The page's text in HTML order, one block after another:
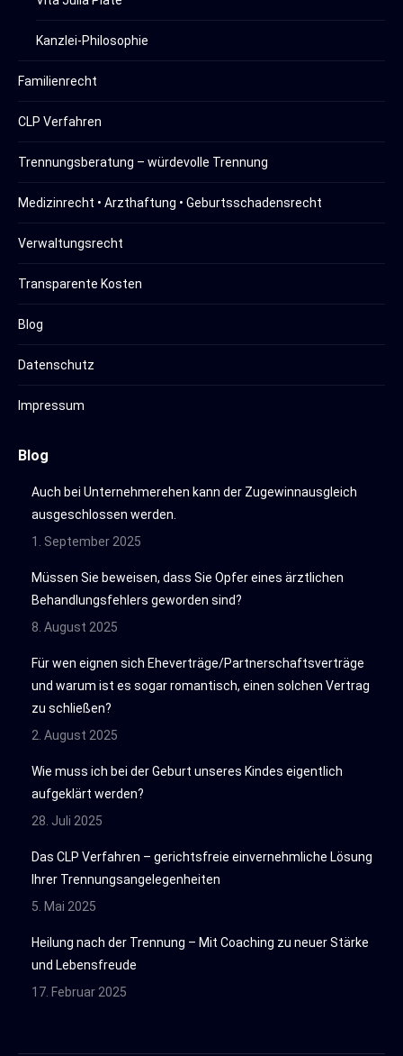
Kanzlei-Philosophie
Familienrecht
CLP Verfahren
Trennungsberatung – würdevolle Trennung
Medizinrecht • Arzthaftung • Geburtsschadensrecht
Verwaltungsrecht
Transparente Kosten
Blog
Datenschutz
Impressum
Blog
Auch bei Unternehmerehen kann der Zugewinnausgleich
ausgeschlossen werden.
1. September 2025
Müssen Sie beweisen, dass Sie Opfer eines ärztlichen
Behandlungsfehlers geworden sind?
8. August 2025
Für wen eignen sich Eheverträge/Partnerschaftsverträge
und warum ist es sogar romantisch, einen solchen Vertrag
zu schließen?
2. August 2025
Wie muss ich bei der Geburt unseres Kindes eigentlich
aufgeklärt werden?
28. Juli 2025
Das CLP Verfahren – gerichtsfreie einvernehmliche Lösung
Ihrer Trennungsangelegenheiten
5. Mai 2025
Heilung nach der Trennung – Mit Coaching zu neuer Stärke
und Lebensfreude
17. Februar 2025